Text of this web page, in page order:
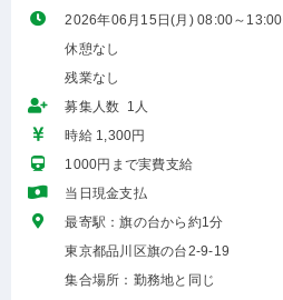
2026年06月15日(月) 08:00～13:00
休憩なし
残業なし
募集人数 1人
時給 1,300円
1000円まで実費支給
当日現金支払
最寄駅：旗の台から約1分
東京都品川区旗の台2-9-19
集合場所：勤務地と同じ